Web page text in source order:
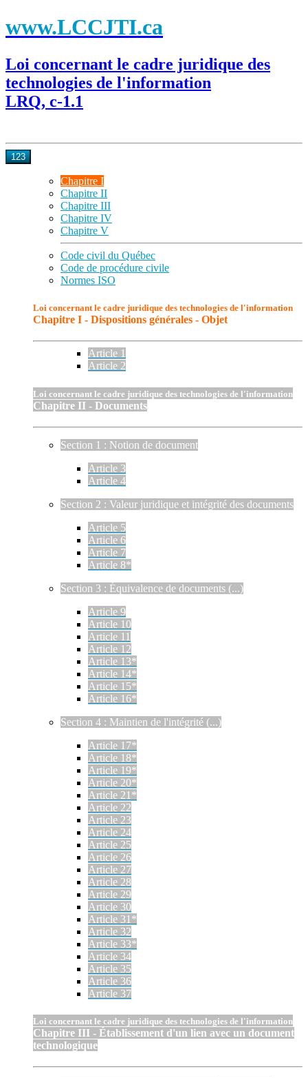
www.LCCJTI.ca
Loi concernant le cadre juridique des
technologies de l'information
LRQ, c-1.1
123
Chapitre I
Chapitre II
Chapitre III
Chapitre IV
Chapitre V
Code civil du Québec
Code de procédure civile
Normes ISO
Loi concernant le cadre juridique des technologies de l'information
Chapitre I - Dispositions générales - Objet
Article 1
Article 2
Loi concernant le cadre juridique des technologies de l'information
Chapitre II - Documents
Section 1 : Notion de document
Article 3
Article 4
Section 2 : Valeur juridique et intégrité des documents
Article 5
Article 6
Article 7
Article 8*
Section 3 : Équivalence de documents (...)
Article 9
Article 10
Article 11
Article 12
Article 13*
Article 14*
Article 15*
Article 16*
Section 4 : Maintien de l'intégrité (...)
Article 17*
Article 18*
Article 19*
Article 20*
Article 21*
Article 22
Article 23
Article 24
Article 25
Article 26
Article 27
Article 28
Article 29
Article 30
Article 31*
Article 32
Article 33*
Article 34
Article 35
Article 36
Article 37
Loi concernant le cadre juridique des technologies de l'information
Chapitre III - Établissement d'un lien avec un document
technologique